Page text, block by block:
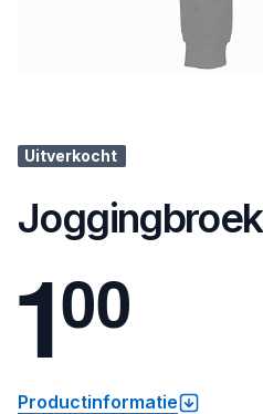
Uitverkocht
100
Productinformatie